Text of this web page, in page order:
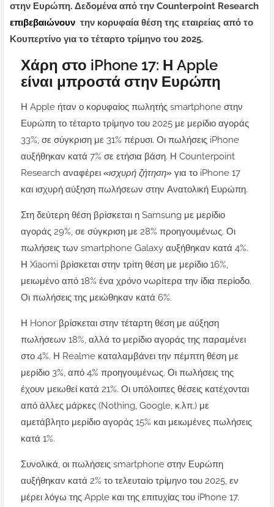
στην Ευρώπη. Δεδομένα από την Counterpoint Research
επιβεβαιώνουν την κορυφαία θέση της εταιρείας από το
Κουπερτίνο για το τέταρτο τρίμηνο του 2025.
Χάρη στο iPhone 17: Η Apple
είναι μπροστά στην Ευρώπη
Η Apple ήταν ο κορυφαίος πωλητής smartphone στην
Ευρώπη το τέταρτο τρίμηνο του 2025 με μερίδιο αγοράς
33%, σε σύγκριση με 31% πέρυσι. Οι πωλήσεις iPhone
αυξήθηκαν κατά 7% σε ετήσια βάση. Η Counterpoint
Research αναφέρει «ισχυρή ζήτηση» για το iPhone 17
και ισχυρή αύξηση πωλήσεων στην Ανατολική Ευρώπη.
Στη δεύτερη θέση βρίσκεται η Samsung με μερίδιο
αγοράς 29%, σε σύγκριση με 28% προηγουμένως. Οι
πωλήσεις των smartphone Galaxy αυξήθηκαν κατά 4%.
Η Xiaomi βρίσκεται στην τρίτη θέση με μερίδιο 16%,
μειωμένο από 18% ένα χρόνο νωρίτερα την ίδια περίοδο.
Οι πωλήσεις της μειώθηκαν κατά 6%.
Η Honor βρίσκεται στην τέταρτη θέση με αύξηση
πωλήσεων 18%, αλλά το μερίδιο αγοράς της παραμένει
στο 4%. Η Realme καταλαμβάνει την πέμπτη θέση με
μερίδιο 3%, από 4% προηγουμένως. Οι πωλήσεις της
έχουν μειωθεί κατά 21%. Οι υπόλοιπες θέσεις κατέχονται
από άλλες μάρκες (Nothing, Google, κ.λπ.) με
αμετάβλητο μερίδιο αγοράς 15% και μειωμένες πωλήσεις
κατά 1%.
Συνολικά, οι πωλήσεις smartphone στην Ευρώπη
αυξήθηκαν κατά 2% το τελευταίο τρίμηνο του 2025, εν
μέρει λόγω της Apple και της επιτυχίας του iPhone 17.